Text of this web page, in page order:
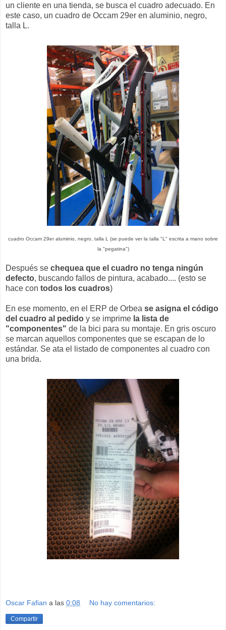
un cliente en una tienda, se busca el cuadro adecuado. En
este caso, un cuadro de Occam 29er en aluminio, negro,
talla L.
cuadro Occam 29er aluminio, negro, talla L (se puede ver la talla "L" escrita a mano sobre
la "pegatina")
Después se chequea que el cuadro no tenga ningún
defecto, buscando fallos de pintura, acabado.... (esto se
hace con todos los cuadros)
En ese momento, en el ERP de Orbea se asigna el código
del cuadro al pedido y se imprime la lista de
"componentes" de la bici para su montaje. En gris oscuro
se marcan aquellos componentes que se escapan de lo
estándar. Se ata el listado de componentes al cuadro con
una brida.
Oscar Fafian a las 0:08 No hay comentarios:
Compartir